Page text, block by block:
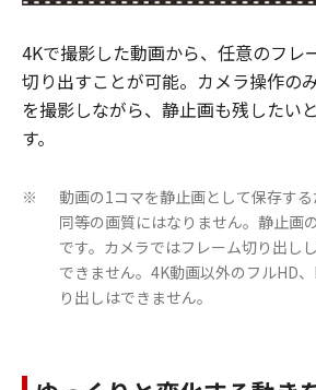
4Kで撮影した動画から、任意のフレ
切り出すことが可能。カメラ操作の
を撮影しながら、静止画も残したい
す。
※
動画の1コマを静止画として保存す
同等の画質にはなりません。静止画
です。カメラではフレーム切り出し
できません。4K動画以外のフルHD
り出しはできません。